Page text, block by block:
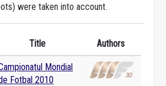
were taken into account.
Title Authors
Mondial
Fotbal 2010